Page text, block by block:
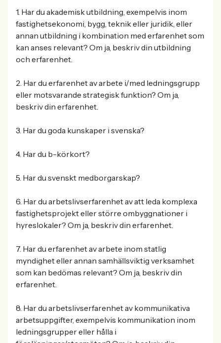
1. Har du akademisk utbildning, exempelvis inom
fastighetsekonomi, bygg, teknik eller juridik, eller
annan utbildning i kombination med erfarenhet som
kan anses relevant? Om ja, beskriv din utbildning
och erfarenhet.
2. Har du erfarenhet av arbete i/med ledningsgrupp
eller motsvarande strategisk funktion? Om ja,
beskriv din erfarenhet.
3. Har du goda kunskaper i svenska?
4. Har du b-körkort?
5. Har du svenskt medborgarskap?
6. Har du arbetslivserfarenhet av att leda komplexa
fastighetsprojekt eller större ombyggnationer i
hyreslokaler? Om ja, beskriv din erfarenhet.
7. Har du erfarenhet av arbete inom statlig
myndighet eller annan samhällsviktig verksamhet
som kan bedömas relevant? Om ja, beskriv din
erfarenhet.
8. Har du arbetslivserfarenhet av kommunikativa
arbetsuppgifter, exempelvis kommunikation inom
ledningsgrupper eller hålla i